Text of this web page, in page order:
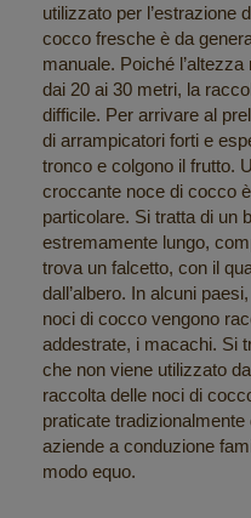
utilizzato per l’estrazione
cocco fresche è da
manuale. Poiché
dai 20 ai 30 metri, la
difficile. Per arrivare al
di arrampicatori forti e
tronco e colgono il frutto.
croccante noce di cocco
particolare. Si tratta di un
estremamente lungo,
trova un falcetto, con il
dall’albero. In alcuni
noci di cocco vengono
addestrate, i macachi. Si
che non viene utilizzato
raccolta delle noci di
praticate
aziende a conduzione
modo equo.